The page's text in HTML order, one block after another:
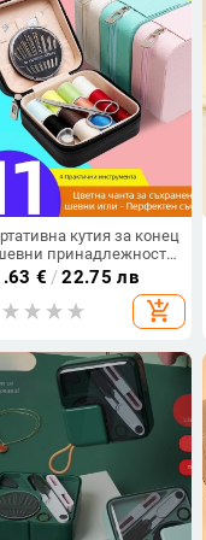
кутия за конец
принадлежности
стил, за дома и
на облекло
€ /22.75 лв
add_shopping_cart